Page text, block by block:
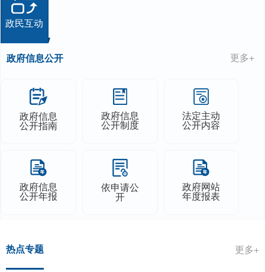
政民互动
政府信息公开 更多+
政府信息
公开指南
政府信息
公开制度
法定主动
公开内容
政府信息
公开年报
依申请公
开
政府网站
年度报表
更多+
热点专题